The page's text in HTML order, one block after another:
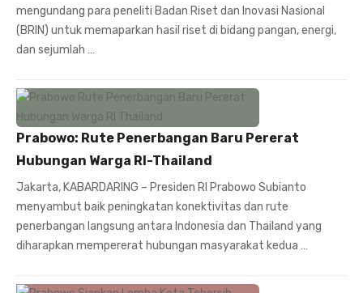
mengundang para peneliti Badan Riset dan Inovasi Nasional
(BRIN) untuk memaparkan hasil riset di bidang pangan, energi,
dan sejumlah …
Prabowo: Rute Penerbangan Baru Pererat
Hubungan Warga RI-Thailand
Jakarta, KABARDARING – Presiden RI Prabowo Subianto
menyambut baik peningkatan konektivitas dan rute
penerbangan langsung antara Indonesia dan Thailand yang
diharapkan mempererat hubungan masyarakat kedua …